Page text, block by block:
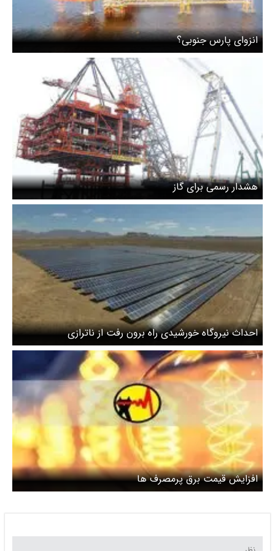
انزوای پارس جنوبی؟
هشدار رسمی برای گاز
احداث نیروگاه خورشیدی راه برون رفت از ناترازی
افزایش قیمت برق پرمصرف ها